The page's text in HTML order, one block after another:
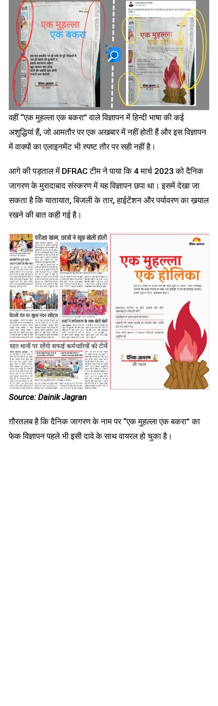
वहीं “एक मुहल्ला एक बकरा” वाले विज्ञापन में हिन्दी भाषा की कई
अशुद्धियां हैं, जो आमतौर पर एक अखबार में नहीं होती हैं और इस विज्ञापन
में वाक्यों का एलाइनमेंट भी स्पष्ट तौर पर सही नहीं है।
आगे की पड़ताल में DFRAC टीम ने पाया कि 4 मार्च 2023 को दैनिक
जागरण के मुरादाबाद संस्करण में यह विज्ञापन छपा था। इसमें देखा जा
सकता है कि यातायात, बिजली के तार, हाईटेंशन और पर्यावरण का ख़याल
रखने की बात कही गई है।
Source: Dainik Jagran
ग़ौरतलब है कि दैनिक जागरण के नाम पर “एक मुहल्ला एक बकरा” का
फेक विज्ञापन पहले भी इसी दावे के साथ वायरल हो चुका है।